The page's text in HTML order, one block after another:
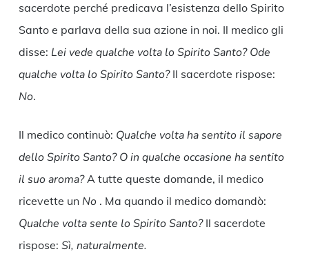
sacerdote perché predicava l’esistenza dello Spirito
Santo e parlava della sua azione in noi. Il medico gli
disse: Lei vede qualche volta lo Spirito Santo? Ode
qualche volta lo Spirito Santo? Il sacerdote rispose:
No.
Il medico continuò: Qualche volta ha sentito il sapore
dello Spirito Santo? O in qualche occasione ha sentito
il suo aroma?A tutte queste domande, il medico
ricevette un No. Ma quando il medico domandò:
Qualche volta sente lo Spirito Santo?Il sacerdote
rispose: Sì, naturalmente.